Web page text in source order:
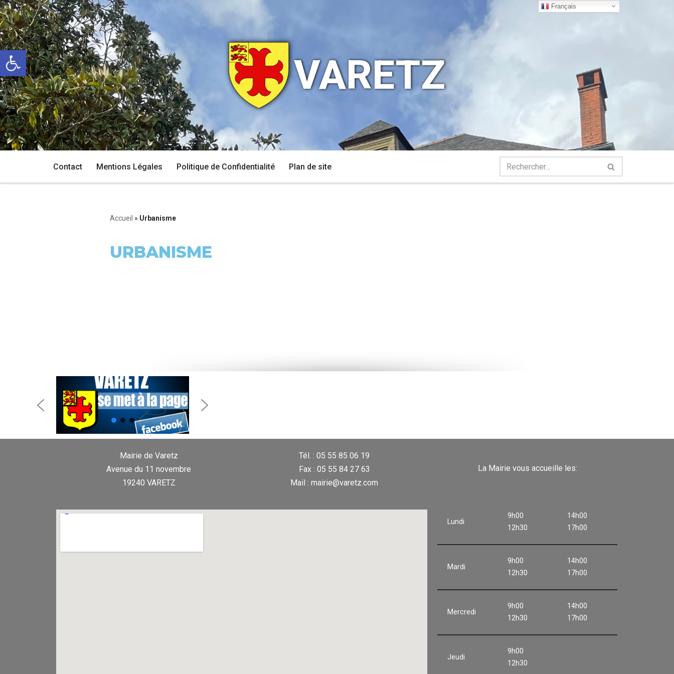
Ouvrir la barre d’outils
Aller
au
contenu
VARETZ
Contact Mentions Légales Politique de Confidentialité Plan de site
Accueil » Urbanisme
URBANISME
Mairie de Varetz
Avenue du 11 novembre
19240 VARETZ
Tél. : 05 55 85 06 19
Fax : 05 55 84 27 63
Mail : mairie@varetz.com
La Mairie vous accueille les:
Lundi
9h00
12h30
14h00
17h00
Mardi
9h00
12h30
14h00
17h00
Mercredi
9h00
12h30
14h00
17h00
Jeudi
9h00
12h30
Français